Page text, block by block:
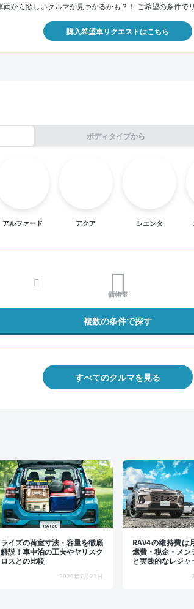
両から欲しいクルマが見つかるかも？！ ご希望の条件で
購入希望車リクエストはこちら
ボディタイプから
アルファード アクア シエンタ
価格帯
複数の条件で探す
すべてのクルマを見る
ライズの荷室寸法・容量を徹底
解説！車中泊の工夫やヤリスク
ロスとの比較
2026年7月21日
RAV4の維持費は
燃費・税金・メン
と実践的なレジャ